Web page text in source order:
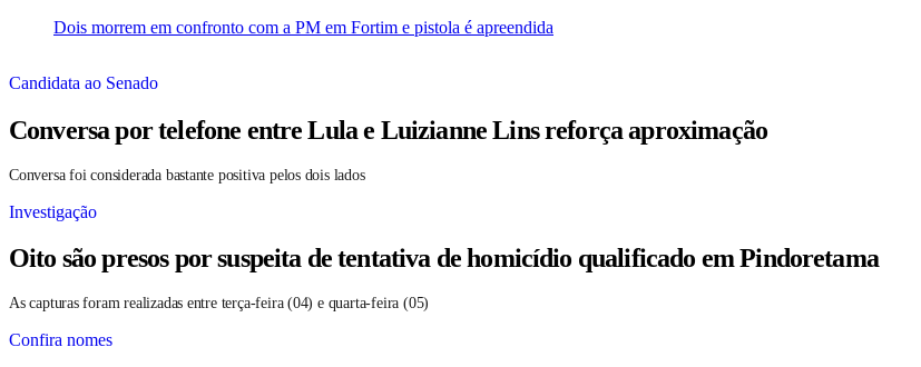
Dois morrem em confronto com a PM em Fortim e pistola é apreendida
Candidata ao Senado
Conversa por telefone entre Lula e Luizianne Lins reforça aproximação
Conversa foi considerada bastante positiva pelos dois lados
Investigação
Oito são presos por suspeita de tentativa de homicídio qualificado em Pindoretama
As capturas foram realizadas entre terça-feira (04) e quarta-feira (05)
Confira nomes